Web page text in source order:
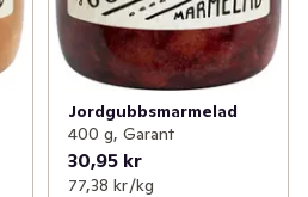
Jordgubbsmarmelad
400 g, Garant
30,95 kr
77,38 kr /kg